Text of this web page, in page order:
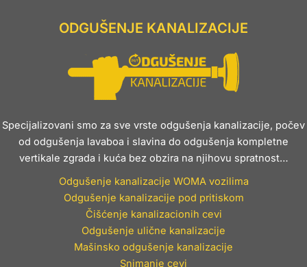
ODGUŠENJE KANALIZACIJE
Specijalizovani smo za sve vrste odgušenja kanalizacije, počev
od odgušenja lavaboa i slavina do odgušenja kompletne
vertikale zgrada i kuća bez obzira na njihovu spratnost…
Odgušenje kanalizacije WOMA vozilima
Odgušenje kanalizacije pod pritiskom
Čišćenje kanalizacionih cevi
Odgušenje ulične kanalizacije
Mašinsko odgušenje kanalizacije
Snimanje cevi